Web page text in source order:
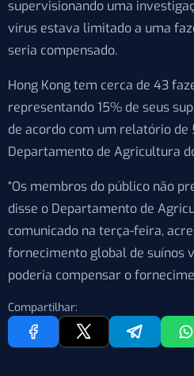
supervisionando uma
vírus estava limitado a uma
seria compensado.
Hong Kong tem cerca de 43
representando 15% de seus
de acordo com um relatório de
Departamento de Agricultura
“Os membros do público não
disse o Departamento de
comunicado na terça-feira,
fornecimento global de suínos
poderia compensar o
Compartilhar: